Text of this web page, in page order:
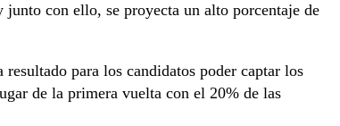
con ello, se proyecta un alto porcentaje de
para los candidatos poder captar los
de la primera vuelta con el 20% de las